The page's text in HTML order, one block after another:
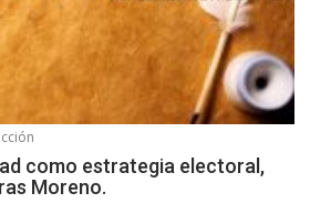
como estrategia electoral,
Moreno.